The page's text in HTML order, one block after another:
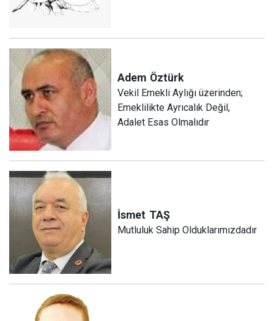
Adem Öztürk
Vekil Emekli Aylığı üzerinden;
Emeklilikte Ayrıcalık Değil,
Adalet Esas Olmalıdır
İsmet TAŞ
Mutluluk Sahip Olduklarımızdadır